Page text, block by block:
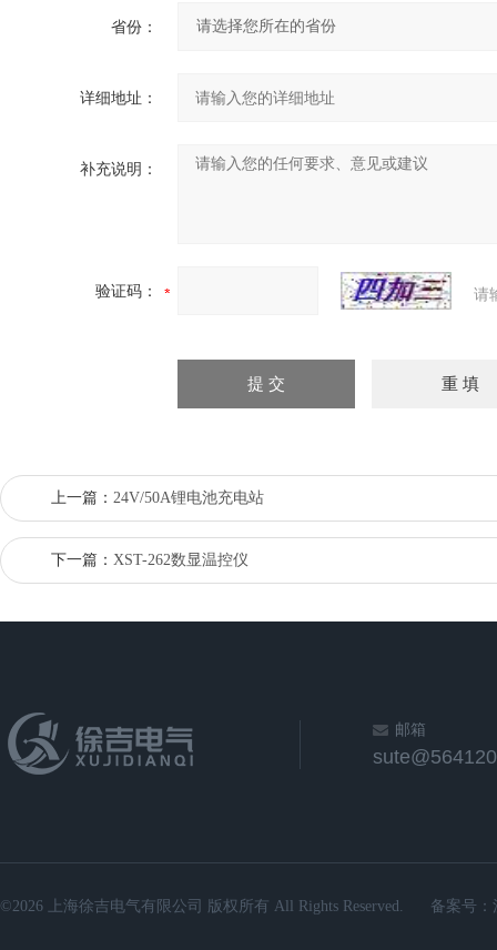
省份：
详细地址：
补充说明：
验证码： 请
上一篇： 24V/50A锂电池充电站
下一篇： XST-262数显温控仪
邮箱
©2026 上海徐吉电气有限公司 版权所有 All Rights Reserved. 备案号：